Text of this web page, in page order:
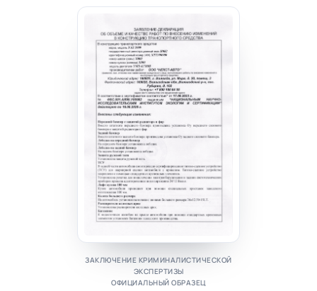
ЗАКЛЮЧЕНИЕ КРИМИНАЛИСТИЧЕСКОЙ
ЭКСПЕРТИЗЫ
ОФИЦИАЛЬНЫЙ ОБРАЗЕЦ